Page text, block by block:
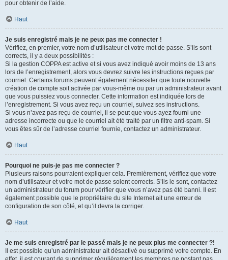
pour obtenir de l’aide.
Haut
Je suis enregistré mais je ne peux pas me connecter !
Vérifiez, en premier, votre nom d’utilisateur et votre mot de passe. S’ils sont
corrects, il y a deux possibilités :
Si la gestion COPPA est active et si vous avez indiqué avoir moins de 13 ans
lors de l’enregistrement, alors vous devrez suivre les instructions reçues par
courriel. Certains forums peuvent également nécessiter que toute nouvelle
création de compte soit activée par vous-même ou par un administrateur avant
que vous puissiez vous connecter. Cette information est indiquée lors de
l’enregistrement. Si vous avez reçu un courriel, suivez ses instructions.
Si vous n’avez pas reçu de courriel, il se peut que vous ayez fourni une
adresse incorrecte ou que le courriel ait été traité par un filtre anti-spam. Si
vous êtes sûr de l’adresse courriel fournie, contactez un administrateur.
Haut
Pourquoi ne puis-je pas me connecter ?
Plusieurs raisons pourraient expliquer cela. Premièrement, vérifiez que votre
nom d’utilisateur et votre mot de passe soient corrects. S’ils le sont, contactez
un administrateur du forum pour vérifier que vous n’avez pas été banni. Il est
également possible que le propriétaire du site Internet ait une erreur de
configuration de son côté, et qu’il devra la corriger.
Haut
Je me suis enregistré par le passé mais je ne peux plus me connecter ?!
Il est possible qu’un administrateur ait désactivé ou supprimé votre compte. En